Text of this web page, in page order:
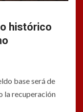
histórico
base será de
la recuperación